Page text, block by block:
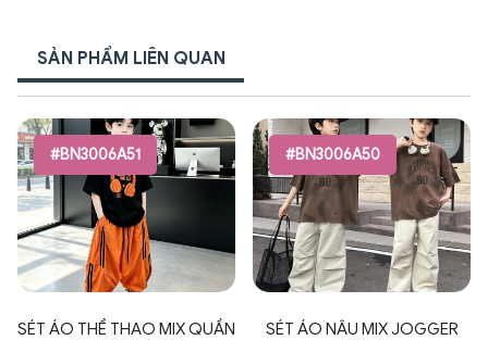
SẢN PHẨM LIÊN QUAN
#BN3006A51
SÉT ÁO THỂ THAO MIX QUẦN
#BN3006A50
SÉT ÁO NÂU MIX JOGGER